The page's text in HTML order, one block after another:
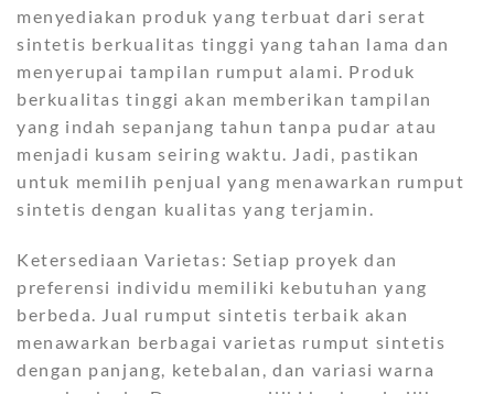
menyediakan produk yang terbuat dari serat
sintetis berkualitas tinggi yang tahan lama dan
menyerupai tampilan rumput alami. Produk
berkualitas tinggi akan memberikan tampilan
yang indah sepanjang tahun tanpa pudar atau
menjadi kusam seiring waktu. Jadi, pastikan
untuk memilih penjual yang menawarkan rumput
sintetis dengan kualitas yang terjamin.
Ketersediaan Varietas: Setiap proyek dan
preferensi individu memiliki kebutuhan yang
berbeda. Jual rumput sintetis terbaik akan
menawarkan berbagai varietas rumput sintetis
dengan panjang, ketebalan, dan variasi warna